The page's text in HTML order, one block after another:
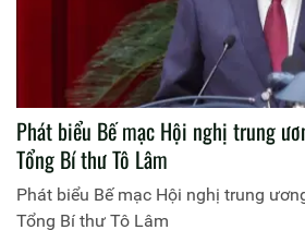
Phát biểu Bế mạc Hội nghị trung
Tổng Bí thư Tô Lâm
Phát biểu Bế mạc Hội nghị trung
Tổng Bí thư Tô Lâm